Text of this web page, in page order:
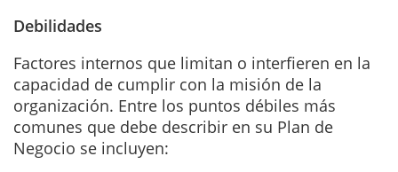
Debilidades
Factores internos que limitan o interfieren en la
capacidad de cumplir con la misión de la
organización. Entre los puntos débiles más
comunes que debe describir en su Plan de
Negocio se incluyen: